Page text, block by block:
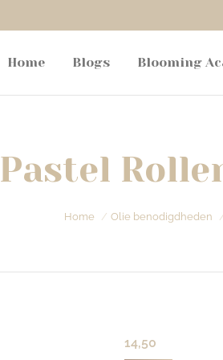
Home Blogs Blooming
Pastel
Je bent hier:
Home Olie benodigdheden
14,50